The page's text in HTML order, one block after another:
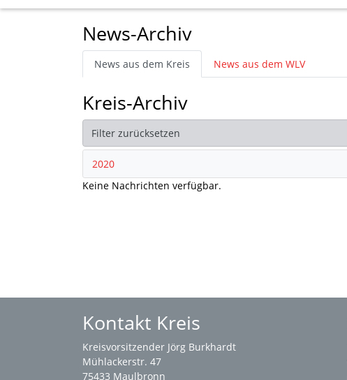
News-Archiv
News aus dem Kreis News aus dem WLV
Kreis-Archiv
Filter zurücksetzen
2020
Keine Nachrichten verfügbar.
Kontakt Kreis
Kreisvorsitzender Jörg Burkhardt
Mühlackerstr. 47
75433 Maulbronn